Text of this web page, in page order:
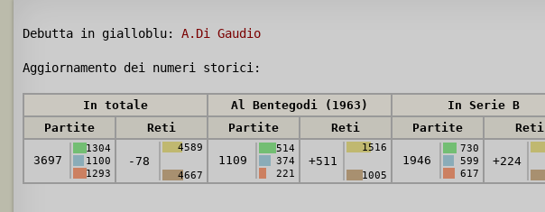
Debutta in gialloblu: A.Di Gaudio
Aggiornamento dei numeri storici:
In totale Al Bentegodi (1963) In Serie B
Partite
Reti Partite Reti Partite Reti
3697
1304
1100
1293
-78
4589
4667
1109
514
374
221
+511
1516
1005
1946
730
599
617
+224